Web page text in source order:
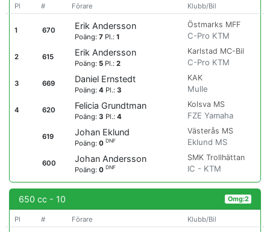
Pl # Förare Klubb/Bil
1 670 Erik Andersson
Poäng:7 Pl.:1
Östmarks MFF
C-Pro KTM
2 615 Erik Andersson
Poäng: 5 Pl.:2
Karlstad MC-Bil
C-Pro KTM
3 669 Daniel Ernstedt
Poäng:4 Pl.:3
KAK
Mulle
4 620 Felicia Grundtman
Poäng:3 Pl.:4
Kolsva MS
FZE Yamaha
619 Johan Eklund
Poäng:0DNF
Västerås MS
Eklund MS
600 Johan Andersson
Poäng:0DNF
SMK Trollhättan
IC - KTM
650 cc - 10 Omg:2
Pl # Förare Klubb/Bil